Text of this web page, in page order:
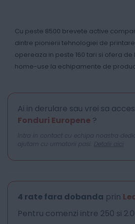
Cu peste 8500 brevete active
dintre pionierii tehnologiei de
opereaza in peste 160 tari si ofera
home-use la echipamente de
Ai in derulare sau vrei sa
Fonduri Europene ?
Intra in contact cu echipa noastra
ajutam cu urmatorii pasi. Detalii aici
4 rate fara dobanda prin
Pentru comenzi intre 250 si